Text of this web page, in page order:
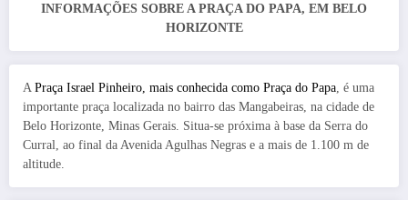
INFORMAÇÕES SOBRE A PRAÇA DO PAPA, EM BELO
HORIZONTE
A Praça Israel Pinheiro, mais conhecida como Praça do Papa, é uma
importante praça localizada no bairro das Mangabeiras, na cidade de
Belo Horizonte, Minas Gerais. Situa-se próxima à base da Serra do
Curral, ao final da Avenida Agulhas Negras e a mais de 1.100 m de
altitude.